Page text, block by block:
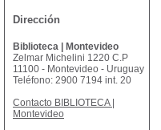
Dirección
Biblioteca | Montevideo
Zelmar Michelini 1220 C.P
11100 - Montevideo - Uruguay
Teléfono: 2900 7194 int. 20
Contacto BIBLIOTECA |
Montevideo